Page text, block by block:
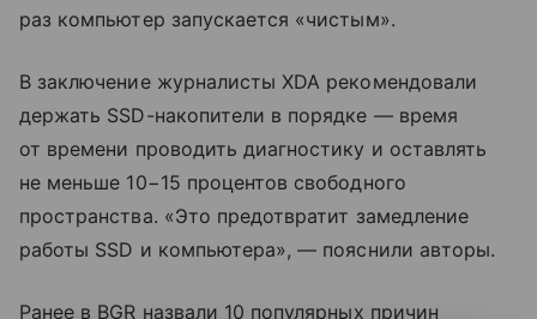
раз компьютер запускается «чистым».
В заключение журналисты XDA рекомендовали
держать SSD-накопители в порядке — время
от времени проводить диагностику и оставлять
не меньше 10−15 процентов свободного
пространства. «Это предотвратит замедление
работы SSD и компьютера», — пояснили авторы.
Ранее в BGR назвали 10 популярных причин